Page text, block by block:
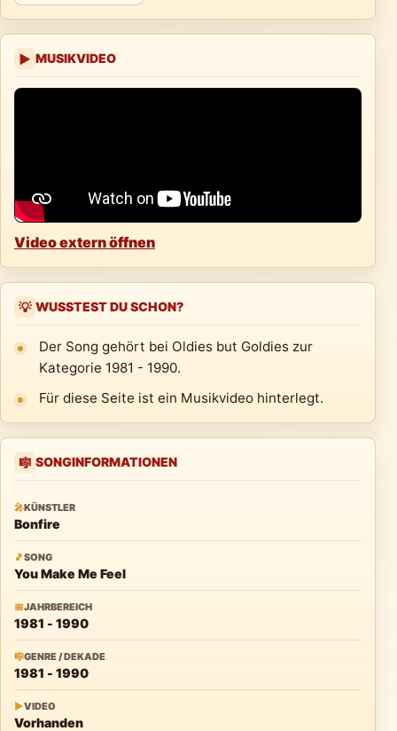
▶ MUSIKVIDEO
Video extern öffnen
💡 WUSSTEST DU SCHON?
Der Song gehört bei Oldies but Goldies zur
Kategorie 1981 - 1990.
Für diese Seite ist ein Musikvideo hinterlegt.
🎼 SONGINFORMATIONEN
🎤KÜNSTLER
Bonfire
🎵SONG
You Make Me Feel
📅JAHRBEREICH
1981 - 1990
🎼GENRE / DEKADE
1981 - 1990
▶VIDEO
Vorhanden